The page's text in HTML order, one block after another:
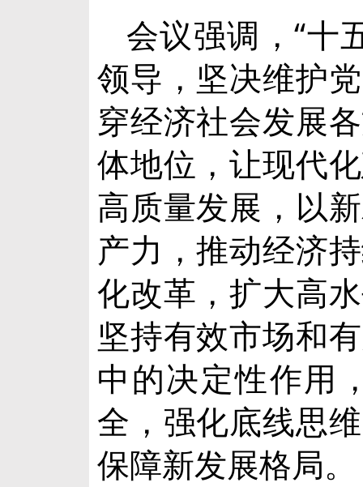
会议强调，“十
领导，坚决维护
穿经济社会发展
体地位，让现代
高质量发展，以
产力，推动经济
化改革，扩大高
坚持有效市场和
中的决定性作用
全，强化底线思
保障新发展格局。